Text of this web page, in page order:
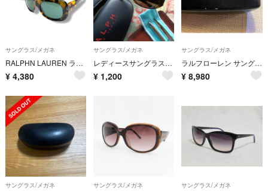
サングラス/メガネ
RALPHN LAUREN ラルフローレン べっ甲 サングラス
¥ 4,380
サングラス/メガネ
レディースサングラス 未使用に近い 小顔効果抜群 ラルフローレン
¥ 1,200
サングラス/メガネ
ラルフローレン サングラス 写真追加
¥ 8,980
サングラス/メガネ サングラス/メガネ サングラス/メガネ